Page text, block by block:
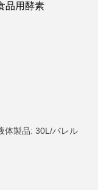
品用酵素
体製品: 30L/バレル